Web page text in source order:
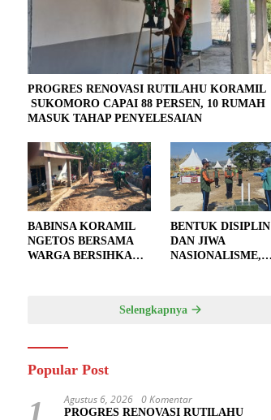
PROGRES RENOVASI RUTILAHU KORAMIL
SUKOMORO CAPAI 88 PERSEN, 10 RUMAH
MASUK TAHAP PENYELESAIAN
BABINSA KORAMIL
NGETOS BERSAMA
WARGA BERSIHKAN
BENTUK DISIPLIN
DAN JIWA
NASIONALISME,
Selengkapnya
Popular Post
1 Agustus 6, 2026 0 Komentar
PROGRES RENOVASI RUTILAHU